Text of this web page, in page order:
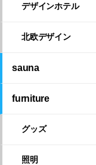
デザインホテル
北欧デザイン
sauna
furniture
グッズ
照明